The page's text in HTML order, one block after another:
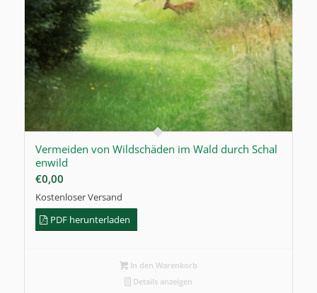
Vermeiden von Wildschäden im Wald durch Schal
enwild
€0,00
Kostenloser Versand
PDF herunterladen
In den Warenkorb
Details anzeigen